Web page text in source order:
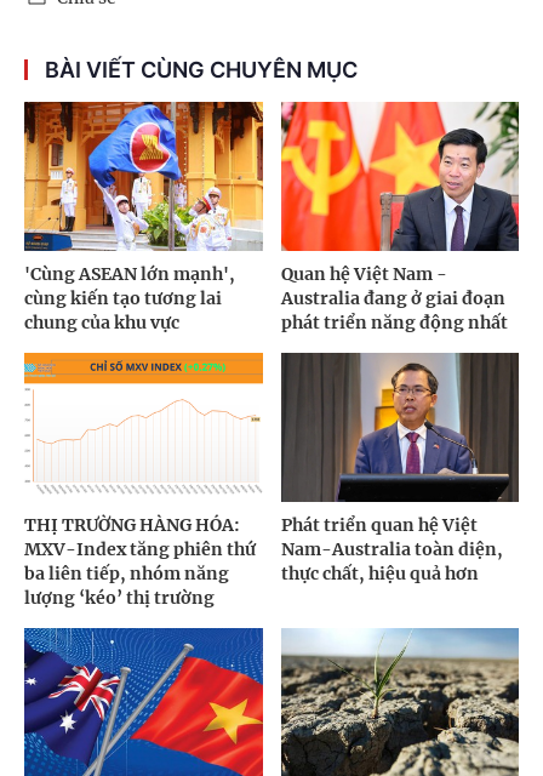
BÀI VIẾT CÙNG CHUYÊN MỤC
'Cùng ASEAN lớn mạnh',
cùng kiến tạo tương lai
chung của khu vực
Quan hệ Việt Nam -
Australia đang ở giai đoạn
phát triển năng động nhất
THỊ TRƯỜNG HÀNG HÓA:
MXV-Index tăng phiên thứ
ba liên tiếp, nhóm năng
lượng ‘kéo’ thị trường
Phát triển quan hệ Việt
Nam-Australia toàn diện,
thực chất, hiệu quả hơn